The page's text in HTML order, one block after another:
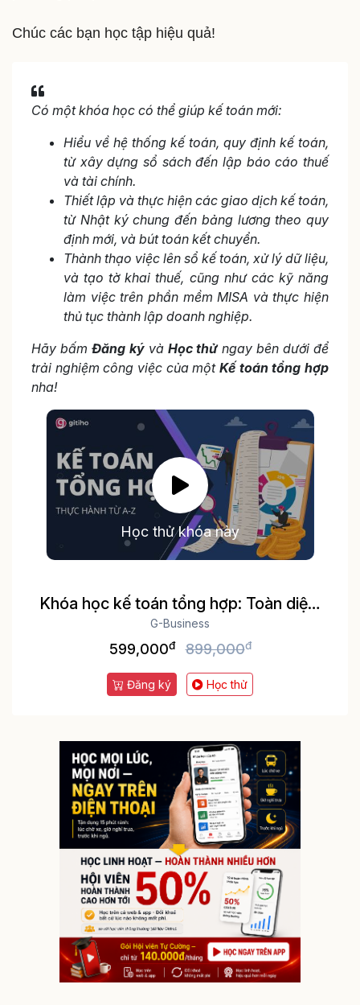
Chúc các bạn học tập hiệu quả!
Có một khóa học có thể giúp kế toán mới:
Hiểu về hệ thống kế toán, quy định kế toán,
từ xây dựng sổ sách đến lập báo cáo thuế
và tài chính.
Thiết lập và thực hiện các giao dịch kế toán,
từ Nhật ký chung đến bảng lương theo quy
định mới, và bút toán kết chuyển.
Thành thạo việc lên sổ kế toán, xử lý dữ liệu,
và tạo tờ khai thuế, cũng như các kỹ năng
làm việc trên phần mềm MISA và thực hiện
thủ tục thành lập doanh nghiệp.
Hãy bấm Đăng kývàHọc thửngay bên dưới để
trải nghiệm công việc của một Kế toán tổng hợp
nha!
Học thử khóa này
Khóa học kế toán tổng hợp: Toàn diện,
thực tế Thực hành trên phần mềm kế
toán MISA và Excel
G-Business
599,000đ 899,000đ
Đăng ký Học thử